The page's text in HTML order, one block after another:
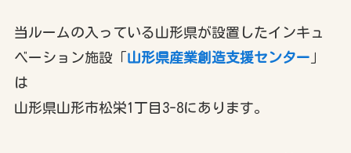
当ルームの入っている山形県が設置したインキュ
ベーション施設「 山形県産業創造支援センター
は
山形県山形市松栄1丁目3-8にあります。